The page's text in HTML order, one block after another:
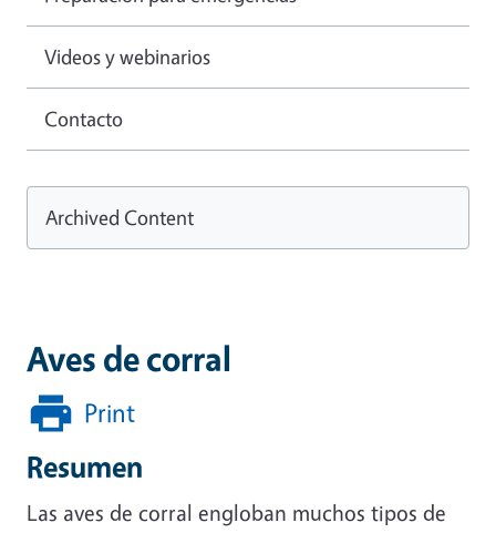
Aves de corral
Print
Resumen
Las aves de corral engloban muchos tipos de
Videos y webinarios
Contacto
Archived Content